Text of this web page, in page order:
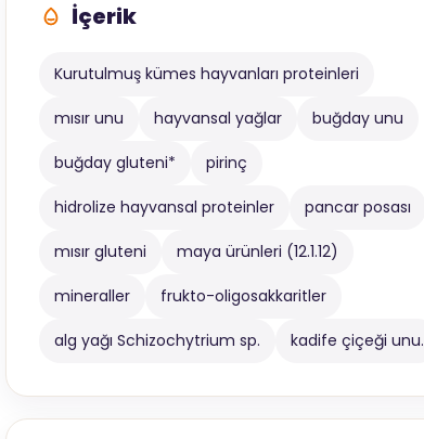
İçerik
Kurutulmuş kümes hayvanları proteinleri
mısır unu hayvansal yağlar buğday unu
buğday gluteni* pirinç
hidrolize hayvansal proteinler pancar posası
mısır gluteni maya ürünleri (12.1.12)
mineraller frukto-oligosakkaritler
alg yağı Schizochytrium sp. kadife çiçeği unu.